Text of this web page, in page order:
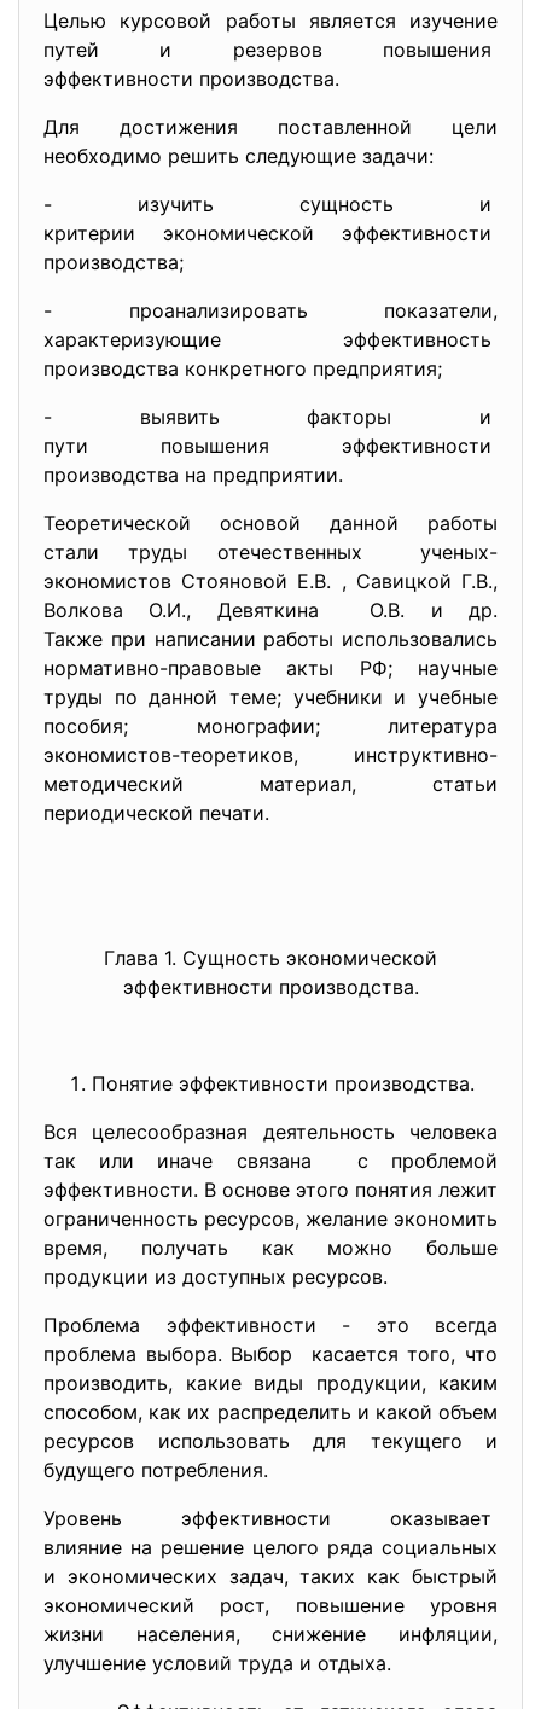
Целью курсовой работы является изучение
путей и резервов повышения
эффективности производства.
Для достижения поставленной цели
необходимо решить следующие задачи:
- изучить сущность и
критерии экономической эффективности
производства;
- проанализировать показатели,
характеризующие эффективность
производства конкретного предприятия;
- выявить факторы и
пути повышения эффективности
производства на предприятии.
Теоретической основой данной работы
стали труды отечественных ученых-
экономистов Стояновой Е.В. , Савицкой Г.В.,
Волкова О.И., Девяткина О.В. и др.
Также при написании работы использовались
нормативно-правовые акты РФ; научные
труды по данной теме; учебники и учебные
пособия; монографии; литература
экономистов-теоретиков, инструктивно-
методический материал, статьи
периодической печати.
Глава 1. Сущность экономической
эффективности производства.
Понятие эффективности производства.
Вся целесообразная деятельность человека
так или иначе связана с проблемой
эффективности. В основе этого понятия лежит
ограниченность ресурсов, желание экономить
время, получать как можно больше
продукции из доступных ресурсов.
Проблема эффективности - это всегда
проблема выбора. Выбор касается того, что
производить, какие виды продукции, каким
способом, как их распределить и какой объем
ресурсов использовать для текущего и
будущего потребления.
Уровень эффективности оказывает
влияние на решение целого ряда социальных
и экономических задач, таких как быстрый
экономический рост, повышение уровня
жизни населения, снижение инфляции,
улучшение условий труда и отдыха.